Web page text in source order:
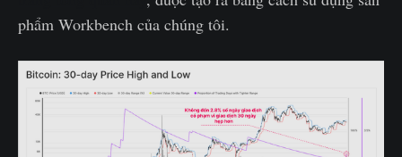
phẩm Workbench của chúng tôi.